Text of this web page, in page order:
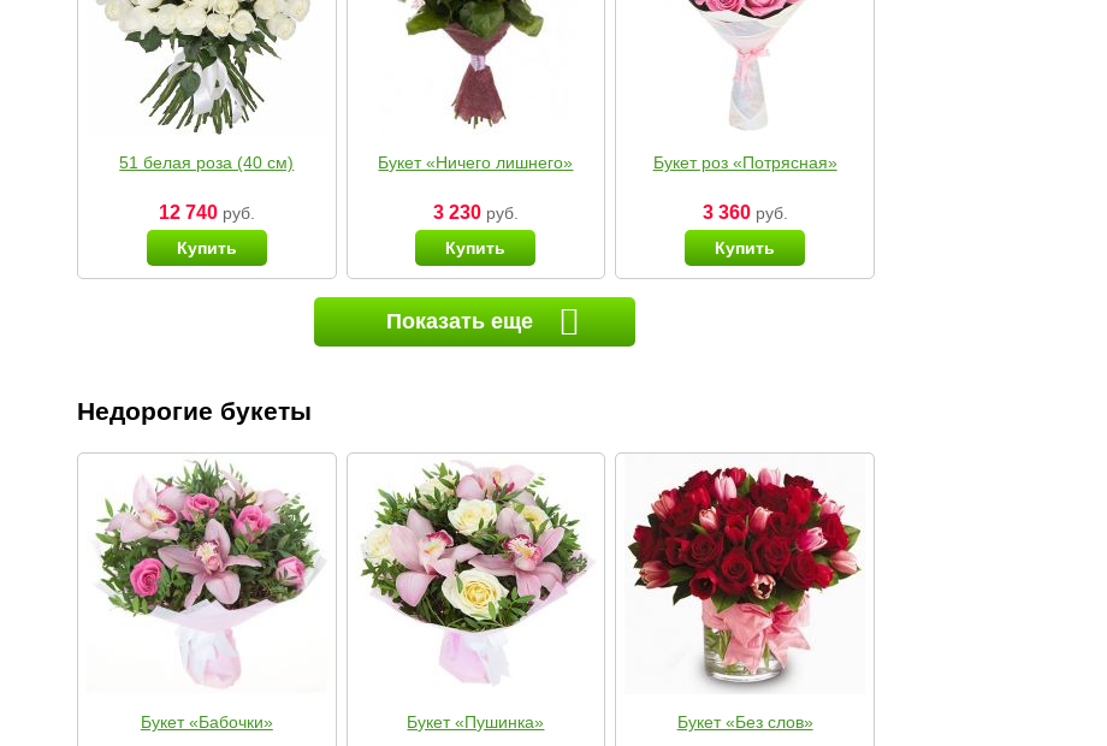
51 белая роза (40 см)
12 740руб.
Купить
Букет «Ничего лишнего»
3 230руб.
Купить
Букет роз «Потрясная»
3 360руб.
Купить
Показать еще
Недорогие букеты
Букет «Бабочки» Букет «Пушинка» Букет «Без слов»